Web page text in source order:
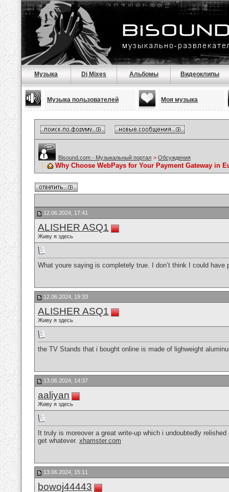
Музыка Dj Mixes Альбомы Видеоклипы
Музыка пользователей Моя музыка
Bisound.com - Музыкальный портал > Обсуждения
Why Choose WebPays for Your Payment Gateway in
12.06.2024, 17:41
ALISHER ASQ1
Живу я здесь
What youre saying is completely true. I don’t think I could
12.06.2024, 19:33
ALISHER ASQ1
Живу я здесь
the TV Stands that i bought online is made of lighweight
13.06.2024, 14:37
aaliyan
Живу я здесь
It truly is moreover a great write-up which i undoubtedly
get whatever. xhamster.com
13.06.2024, 15:11
bowoj44443